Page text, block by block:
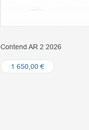
Contend AR 2 2026
1 650,00 €